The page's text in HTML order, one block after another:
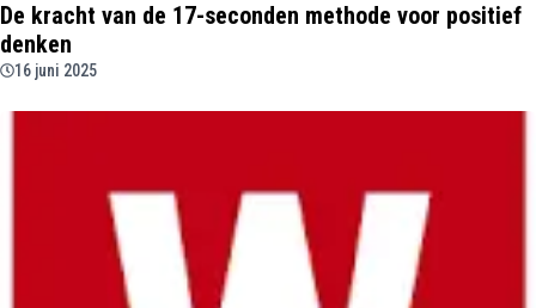
De kracht van de 17-seconden methode voor positief
denken
16 juni 2025